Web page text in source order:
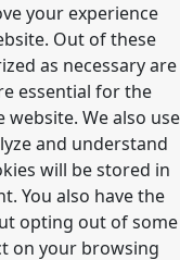
your experience
Out of these
as necessary are
essential for the
We also use
and understand
will be stored in
You also have the
opting out of some
on your browsing